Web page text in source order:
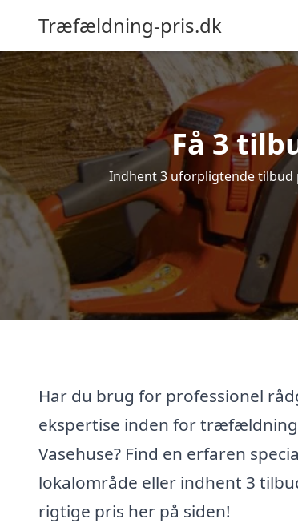
Træfældning-pris.dk
Få 3
Indhent 3 uforpligtende
Har du brug for professionel
ekspertise inden for
Vasehuse? Find en erfaren
lokalområde eller indhent 3
rigtige pris her på siden!